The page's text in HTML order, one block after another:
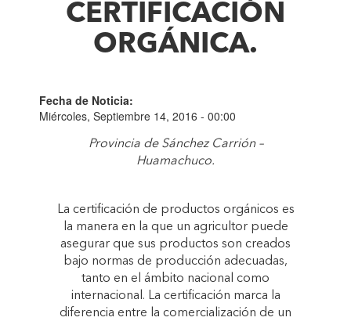
CERTIFICACIÓN
ORGÁNICA.
Fecha de Noticia:
Miércoles, Septiembre 14, 2016 - 00:00
Provincia de Sánchez Carrión –
Huamachuco.
La certificación de productos orgánicos es
la manera en la que un agricultor puede
asegurar que sus productos son creados
bajo normas de producción adecuadas,
tanto en el ámbito nacional como
internacional. La certificación marca la
diferencia entre la comercialización de un